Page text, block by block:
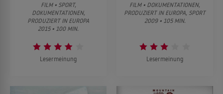
FILM • SPORT,
DOKUMENTATIONEN,
PRODUZIERT IN EUROPA
2015 • 100 MIN.
Lesermeinung
FILM • DOKUMENTATIONEN,
PRODUZIERT IN EUROPA, SPORT
2009 • 105 MIN.
Lesermeinung